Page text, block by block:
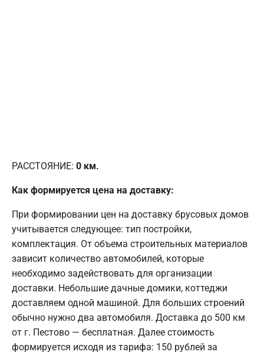
РАССТОЯНИЕ: 0 км.
Как формируется цена на доставку:
При формировании цен на доставку брусовых домов
учитывается следующее: тип постройки,
комплектация. От объема строительных материалов
зависит количество автомобилей, которые
необходимо задействовать для организации
доставки. Небольшие дачные домики, коттеджи
доставляем одной машиной. Для больших строений
обычно нужно два автомобиля. Доставка до 500 км
от г. Пестово — бесплатная. Далее стоимость
формируется исходя из тарифа: 150 рублей за